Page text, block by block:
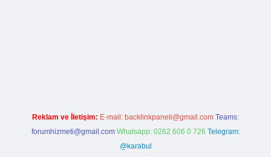
Reklam ve İletişim: E-mail: backlinkpaneli@gmail.com Teams:
forumhizmeti@gmail.com Whatsapp: 0262 606 0 726 Telegram:
@karabul